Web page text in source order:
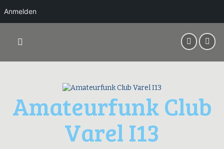
Inhalt
Amateurfunk Club
Varel I13
Anmelden